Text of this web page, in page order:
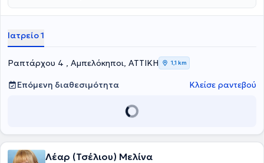
Ιατρείο 1
Ραπτάρχου 4 , Αμπελόκηποι, ΑΤΤΙΚΗ 1,1 km
Επόμενη διαθεσιμότητα Κλείσε ραντεβού
Λέαρ (Τσέλιου) Μελίνα